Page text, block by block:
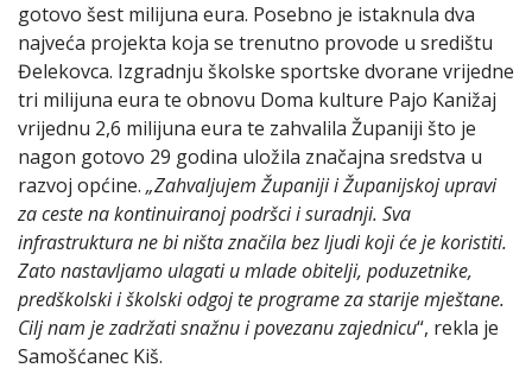
gotovo šest milijuna eura. Posebno je istaknula dva
najveća projekta koja se trenutno provode u središtu
Đelekovca. Izgradnju školske sportske dvorane vrijedne
tri milijuna eura te obnovu Doma kulture Pajo Kanižaj
vrijednu 2,6 milijuna eura te zahvalila Županiji što je
nagon gotovo 29 godina uložila značajna sredstva u
razvoj općine. „Zahvaljujem Županiji i Županijskoj upravi
za ceste na kontinuiranoj podršci i suradnji. Sva
infrastruktura ne bi ništa značila bez ljudi koji će je koristiti.
Zato nastavljamo ulagati u mlade obitelji, poduzetnike,
predškolski i školski odgoj te programe za starije mještane.
Cilj nam je zadržati snažnu i povezanu zajednicu“, rekla je
Samošćanec Kiš.